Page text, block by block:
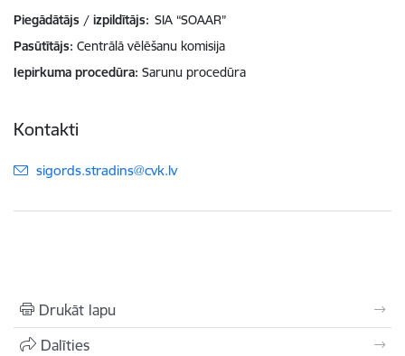
Piegādātājs / izpildītājs: SIA “SOAAR”
Pasūtītājs Centrālā vēlēšanu komisija
Iepirkuma procedūra Sarunu procedūra
Kontakti
E-pasts:
sigords.stradins@cvk.lv
Drukāt lapu
Dalīties